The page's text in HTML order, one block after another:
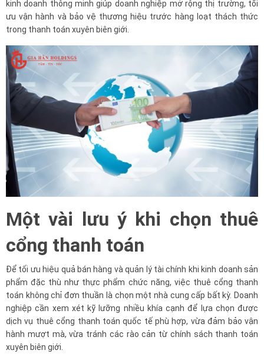
kinh doanh thông minh giúp doanh nghiệp mở rộng thị trường, tối
ưu vận hành và bảo vệ thương hiệu trước hàng loạt thách thức
trong thanh toán xuyên biên giới.
Một vài lưu ý khi chọn thuê
cổng thanh toán
Để tối ưu hiệu quả bán hàng và quản lý tài chính khi kinh doanh sản
phẩm đặc thù như thực phẩm chức năng, việc thuê cổng thanh
toán không chỉ đơn thuần là chọn một nhà cung cấp bất kỳ. Doanh
nghiệp cần xem xét kỹ lưỡng nhiều khía cạnh để lựa chọn được
dịch vụ thuê cổng thanh toán quốc tế phù hợp, vừa đảm bảo vận
hành mượt mà, vừa tránh các rào cản từ chính sách thanh toán
xuyên biên giới.